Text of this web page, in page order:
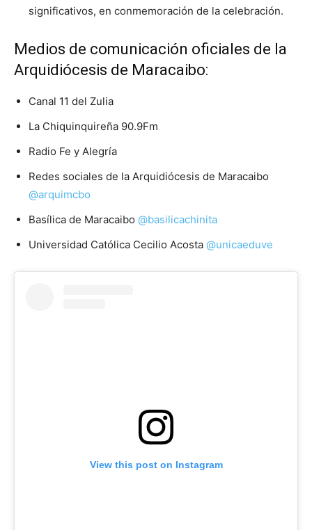
significativos, en conmemoración de la celebración.
Medios de comunicación oficiales de la
Arquidiócesis de Maracaibo:
Canal 11 del Zulia
La Chiquinquireña 90.9Fm
Radio Fe y Alegría
Redes sociales de la Arquidiócesis de Maracaibo
@arquimcbo
Basílica de Maracaibo @basilicachinita
Universidad Católica Cecilio Acosta @unicaeduve
View this post on Instagram